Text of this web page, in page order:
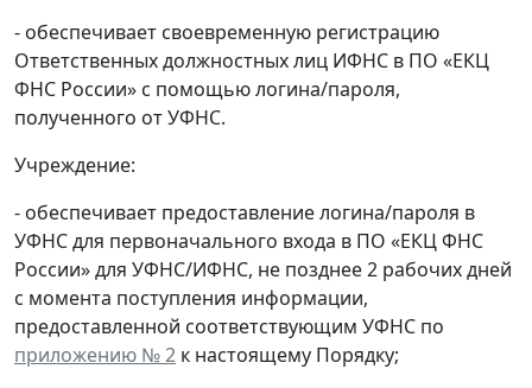
- обеспечивает своевременную регистрацию
Ответственных должностных лиц ИФНС в ПО «ЕКЦ
ФНС России» с помощью логина/пароля,
полученного от УФНС.
Учреждение:
- обеспечивает предоставление логина/пароля в
УФНС для первоначального входа в ПО «ЕКЦ ФНС
России» для УФНС/ИФНС, не позднее 2 рабочих дней
с момента поступления информации,
предоставленной соответствующим УФНС по
приложению № 2 к настоящему Порядку;